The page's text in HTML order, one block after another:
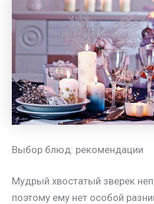
Выбор блюд: рекомендации
Мудрый хвостатый зверек
поэтому ему нет особой